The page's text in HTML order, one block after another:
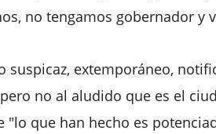
no tengamos gobernador y
suspicaz, extemporáneo,
no al aludido que es el
"lo que han hecho es